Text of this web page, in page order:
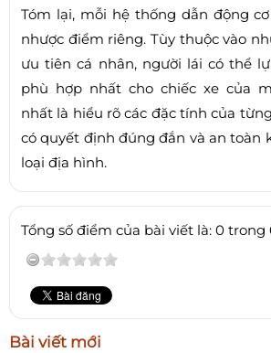
Tóm lại, mỗi hệ thống dẫn động
nhược điểm riêng. Tùy thuộc vào
ưu tiên cá nhân, người lái có thể
phù hợp nhất cho chiếc xe của
nhất là hiểu rõ các đặc tính của
có quyết định đúng đắn và an toàn
loại địa hình.
Tổng số điểm của bài viết là: 0 trong
Bài viết mới